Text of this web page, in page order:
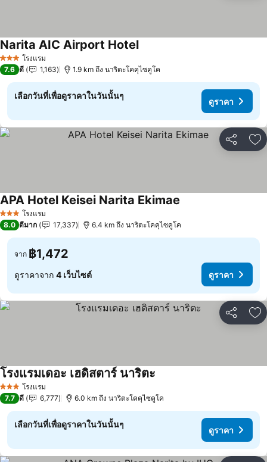
3 ดาว โรงแรม
Narita AIC Airport Hotelดูราคา
7.6 ดี 1,163 1.9 km ถึง นาริตะโคคุไซคูโค
เลือกวันที่เพื่อดูราคาในวันนั้นๆ
ดูราคา
แชร์ เ
3 ดาว โรงแรม
APA Hotel Keisei Narita Ekimae
8.0 ดีมาก 17,337 6.4 km ถึง นาริตะโคคุไซคูโค
จาก ฿1,472
ดูราคาจาก 4 เว็บไซต์ ดูราคา
แชร์ เ
3 ดาว โรงแรม
โรงแรมเดอะ เฮดิสตาร์ นาริตะ
7.7 ดี 6,777 6.0 km ถึง นาริตะโคคุไซคูโค
เลือกวันที่เพื่อดูราคาในวันนั้นๆ
ดูราคา